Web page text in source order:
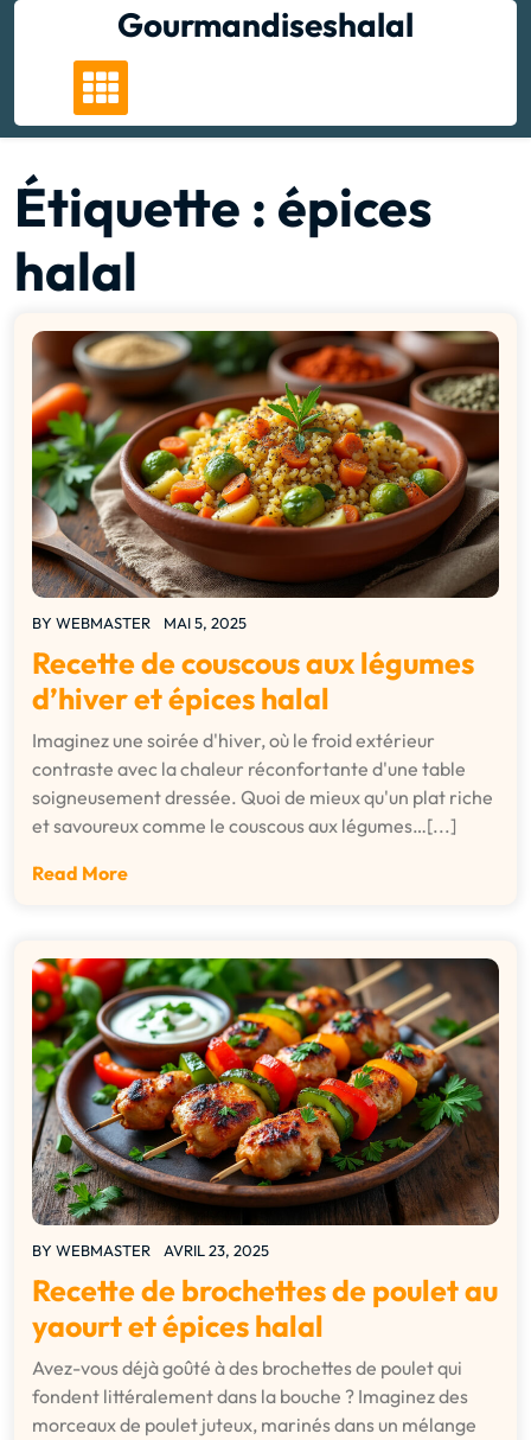
Gourmandiseshalal
Étiquette : épices
halal
BY WEBMASTER MAI 5, 2025
Recette de couscous aux légumes
d’hiver et épices halal
Imaginez une soirée d'hiver, où le froid extérieur
contraste avec la chaleur réconfortante d'une table
soigneusement dressée. Quoi de mieux qu'un plat riche
et savoureux comme le couscous aux légumes…[...]
Read More
BY WEBMASTER AVRIL 23, 2025
Recette de brochettes de poulet au
yaourt et épices halal
Avez-vous déjà goûté à des brochettes de poulet qui
fondent littéralement dans la bouche ? Imaginez des
morceaux de poulet juteux, marinés dans un mélange